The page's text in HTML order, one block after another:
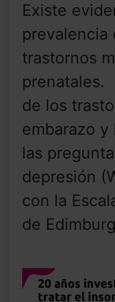
Existe
prevalencia
trastornos
prenatales.
de los
embarazo
las
depresión
con la
de